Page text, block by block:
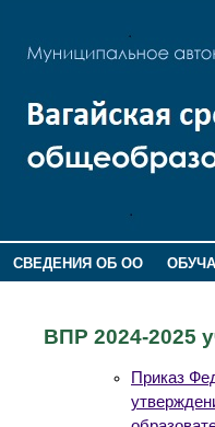
СВЕДЕНИЯ ОБ ОО
ВПР 2024-2025
Приказ